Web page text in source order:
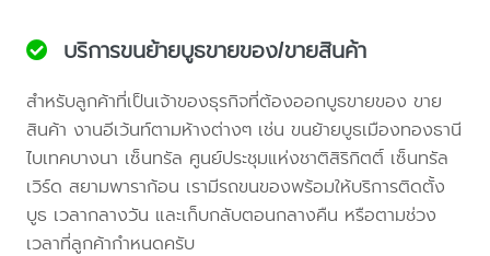
บริการขนย้ายบูธขายของ/ขายสินค้า
สำหรับลูกค้าที่เป็นเจ้าของธุรกิจที่ต้องออกบูธขายของ ขาย
สินค้า งานอีเว้นท์ตามห้างต่างๆ เช่น ขนย้ายบูธเมืองทองธานี
ไบเทคบางนา เซ็นทรัล ศูนย์ประชุมแห่งชาติสิริกิตติ์ เซ็นทรัล
เวิร์ด สยามพาราก้อน เรามีรถขนของพร้อมให้บริการติดตั้ง
บูธ เวลากลางวัน และเก็บกลับตอนกลางคืน หรือตามช่วง
เวลาที่ลูกค้ากำหนดครับ